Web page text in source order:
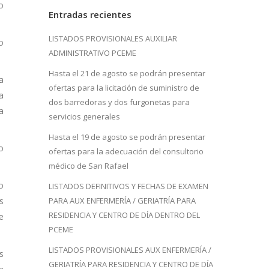
Entradas recientes
LISTADOS PROVISIONALES AUXILIAR
ADMINISTRATIVO PCEME
Hasta el 21 de agosto se podrán presentar
ofertas para la licitación de suministro de
dos barredoras y dos furgonetas para
servicios generales
Hasta el 19 de agosto se podrán presentar
ofertas para la adecuación del consultorio
médico de San Rafael
LISTADOS DEFINITIVOS Y FECHAS DE EXAMEN
PARA AUX ENFERMERÍA / GERIATRÍA PARA
RESIDENCIA Y CENTRO DE DÍA DENTRO DEL
PCEME
LISTADOS PROVISIONALES AUX ENFERMERÍA /
GERIATRÍA PARA RESIDENCIA Y CENTRO DE DÍA